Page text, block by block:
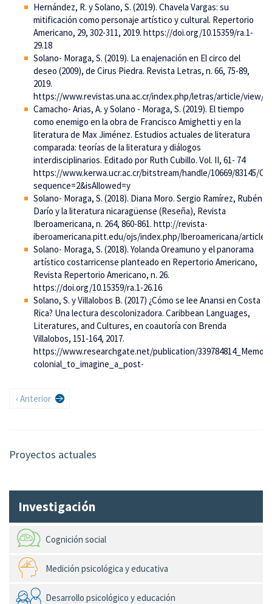
Hernández, R. y Solano, S. (2019). Chavela Vargas: su
mitificación como personaje artístico y cultural. Repertorio
Americano, 29, 302-311, 2019. https://doi.org/10.15359/ra.1-
29.18
Solano- Moraga, S. (2019). La enajenación en El circo del
deseo (2009), de Cirus Piedra. Revista Letras, n. 66, 75-89,
2019.
https://www.revistas.una.ac.cr/index.php/letras/article/view/
Camacho- Arias, A. y Solano - Moraga, S. (2019). El tiempo
como enemigo en la obra de Francisco Amighetti y en la
literatura de Max Jiménez. Estudios actuales de literatura
comparada: teorías de la literatura y diálogos
interdisciplinarios. Editado por Ruth Cubillo. Vol. II, 61- 74
https://www.kerwa.ucr.ac.cr/bitstream/handle/10669/83145/
sequence=2&isAllowed=y
Solano- Moraga, S. (2018). Diana Moro. Sergio Ramírez, Rubén
Darío y la literatura nicaragüense (Reseña), Revista
Iberoamericana, n. 264, 860-861. http://revista-
iberoamericana.pitt.edu/ojs/index.php/Iberoamericana/article/
Solano- Moraga, S. (2018). Yolanda Oreamuno y el panorama
artístico costarricense planteado en Repertorio Americano,
Revista Repertorio Americano, n. 26.
https://doi.org/10.15359/ra.1-26.16
Solano, S. y Villalobos B. (2017) ¿Cómo se lee Anansi en Costa
Rica? Una lectura descolonizadora. Caribbean Languages,
Literatures, and Cultures, en coautoría con Brenda
Villalobos, 151-164, 2017.
https://www.researchgate.net/publication/
colonial_to_imagine_a_post-
Paginación
Página
‹ Anterior
Proyectos actuales
Investigación
Cognición social
Medición psicológica y educativa
Desarrollo psicológico y educación